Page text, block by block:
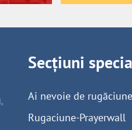
Secțiuni
Ai nevoie de
Rugaciune-Prayerwall